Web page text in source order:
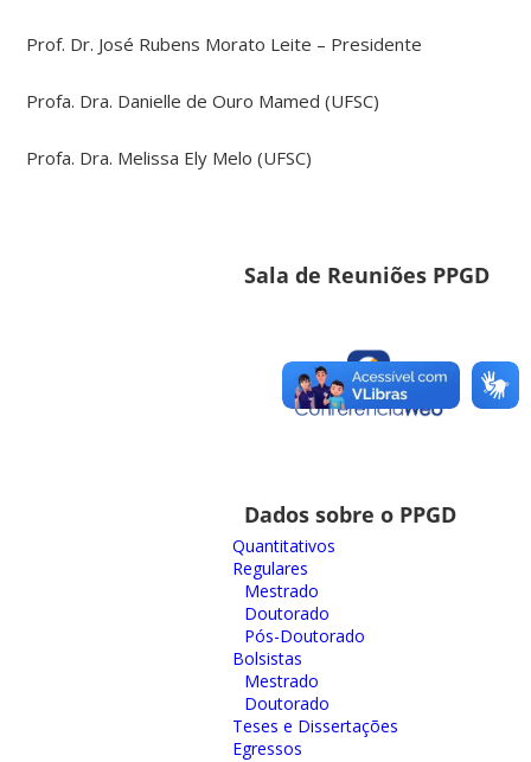
Prof. Dr. José Rubens Morato Leite – Presidente
Profa. Dra. Danielle de Ouro Mamed (UFSC)
Profa. Dra. Melissa Ely Melo (UFSC)
Sala de Reuniões PPGD
Dados sobre o PPGD
Quantitativos
Regulares
Mestrado
Doutorado
Pós-Doutorado
Bolsistas
Mestrado
Doutorado
Teses e Dissertações
Egressos